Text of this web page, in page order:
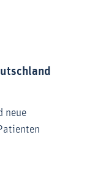
neue